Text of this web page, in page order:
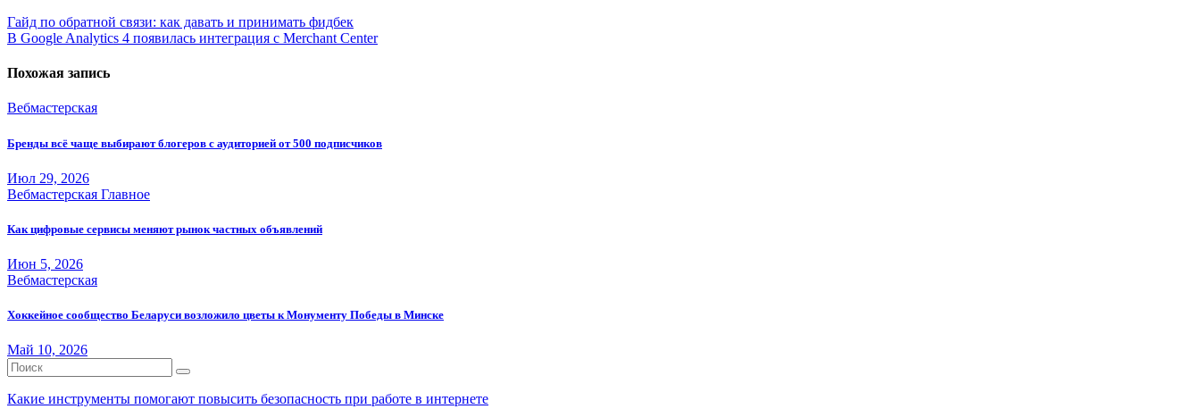
Навигация
по
записям
Гайд по обратной связи: как давать и принимать фидбек
В Google Analytics 4 появилась интеграция с Merchant Center
Похожая запись
Вебмастерская
Бренды всё чаще выбирают блогеров с аудиторией от 500 подписчиков
Июл 29, 2026
Вебмастерская Главное
Как цифровые сервисы меняют рынок частных объявлений
Июн 5, 2026
Вебмастерская
Хоккейное сообщество Беларуси возложило цветы к Монументу Победы в Минске
Май 10, 2026
Какие инструменты помогают повысить безопасность при работе в интернете